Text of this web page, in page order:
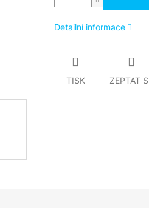
Detailní informace
TISK ZEPTAT